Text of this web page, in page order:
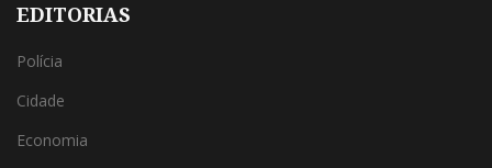
EDITORIAS
Polícia
Cidade
Economia